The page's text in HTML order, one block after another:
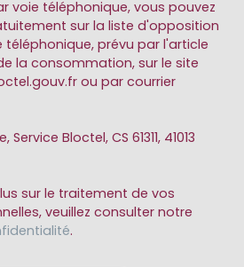
voie téléphonique, vous pouvez
sur la liste d'opposition
prévu par l'article
la consommation, sur le site
ou par courrier
Bloctel, CS 61311, 41013
sur le traitement de vos
veuillez consulter notre
.